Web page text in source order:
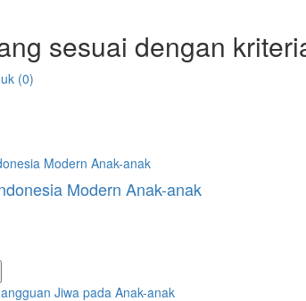
sesuai dengan
(0)
Modern Anak-anak